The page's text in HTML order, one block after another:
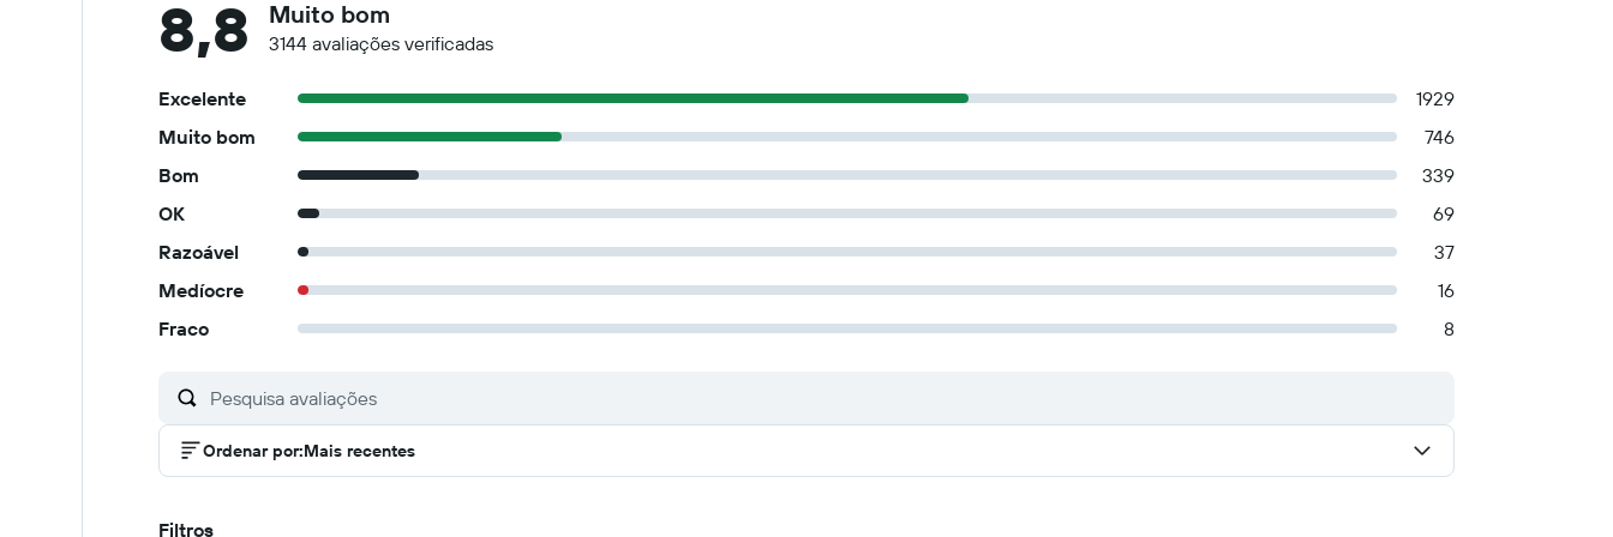
8,8 Muito bom
3144 avaliações verificadas
Excelente
1929
Muito bom
746
Bom
339
OK
69
Razoável
37
Medíocre
16
Fraco
8
Ordenar por:Mais recentes
Filtros